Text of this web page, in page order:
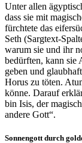
Unter allen
dass sie mit
fürchtete das
Seth (Sargtext-
warum sie und ihr
bedürften, kann sie
geben und
Horus zu töten.
könne. Darauf
bin Isis, der
andere Gott“.
Sonnengott durch